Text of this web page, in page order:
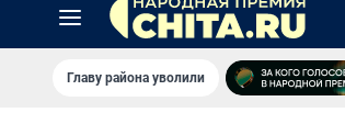
Главу района уволили